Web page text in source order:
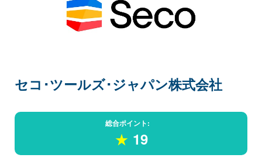
セコ･ツールズ･ジャパン株式会社
総合ポイント:
★ 19